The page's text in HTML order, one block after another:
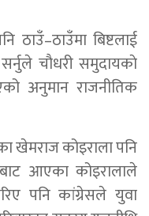
ठाउँ–ठाउँमा बिष्टलाई
चाैधरी समुदायकाे
अनुमान राजनीतिक
खेमराज कोइराला पनि
आएका कोइरालाले
पनि कांग्रेसले युवा